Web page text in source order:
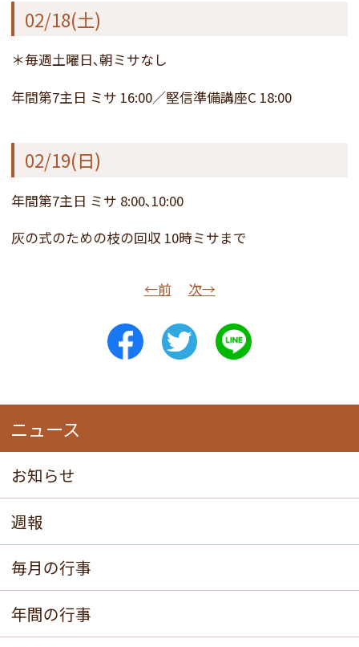
02/18(土)
＊毎週土曜日､朝ミサなし
年間第7主日 ミサ 16:00／堅信準備講座C 18:00
02/19(日)
年間第7主日 ミサ 8:00､10:00
灰の式のための枝の回収 10時ミサまで
←前 次→
ニュース
お知らせ
週報
毎月の行事
年間の行事